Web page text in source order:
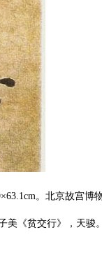
。北京故宫博
《贫交行》，天骏。